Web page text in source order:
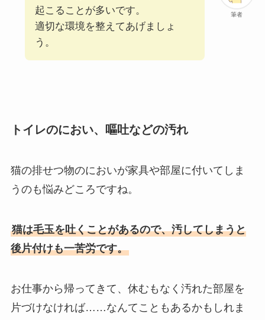
筆者
起こることが多いです。
適切な環境を整えてあげましょ
う。
トイレのにおい、嘔吐などの汚れ
猫の排せつ物のにおいが家具や部屋に付いてしま
うのも悩みどころですね。
猫は毛玉を吐くことがあるので、汚してしまうと
後片付けも一苦労です。
お仕事から帰ってきて、休むもなく汚れた部屋を
片づけなければ……なんてこともあるかもしれま